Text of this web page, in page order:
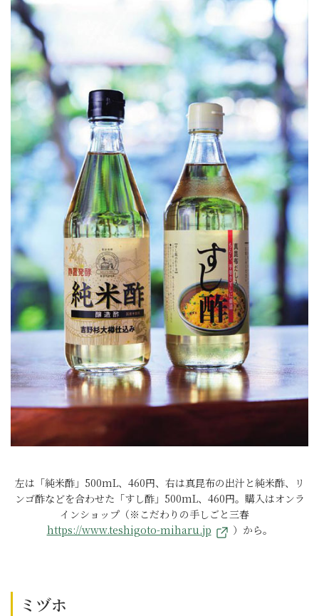
左は「純米酢」500mL、460円、右は真昆布の出汁と純米酢、リ
ンゴ酢などを合わせた「すし酢」500mL、460円。購入はオンラ
インショップ（※こだわりの手しごと三春
https://www.teshigoto-miharu.jp
）から。
ミヅホ